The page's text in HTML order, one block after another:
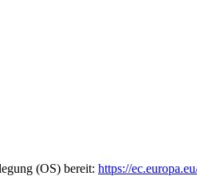
(OS) bereit: https://